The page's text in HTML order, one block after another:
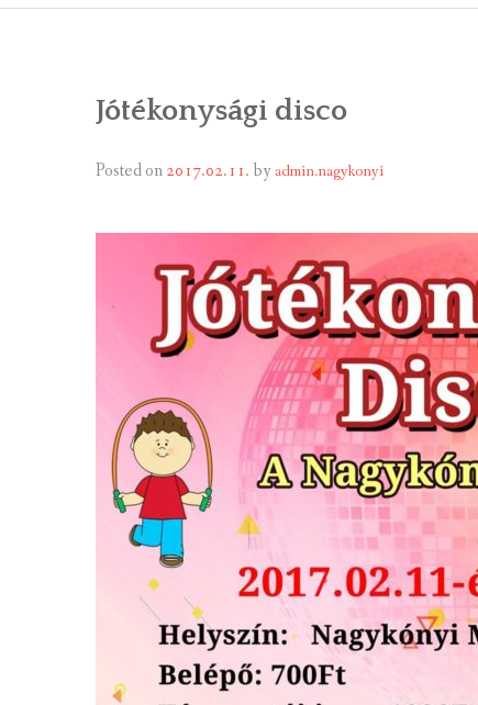
Jótékonysági disco
Posted on2017.02.11.by admin.nagykonyi